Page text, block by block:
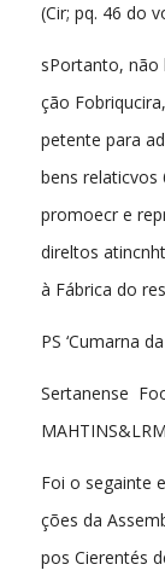
(Cir; pq. 46 do
sPortanto, não
ção
petente para
bens relaticvos
promoecr e
direltos
à Fábrica do
PS ‘Cumarna
Sertanense
Foi o segainte
ções da
pos Cierentés